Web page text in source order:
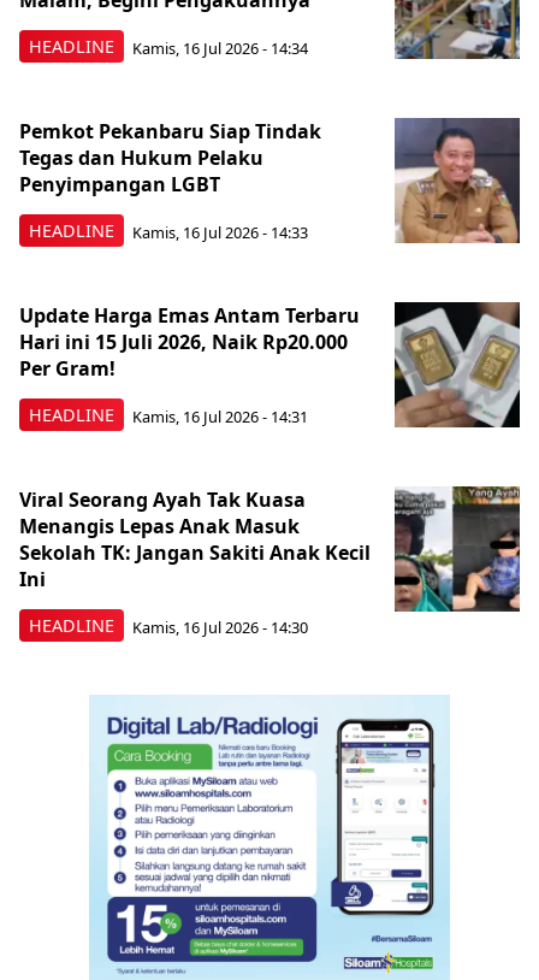
HEADLINE Kamis, 16 Jul 2026 - 14:34
HEADLINE
Pemkot Pekanbaru Siap Tindak
Tegas dan Hukum Pelaku
Penyimpangan LGBT
Kamis, 16 Jul 2026 - 14:33
HEADLINE
Update Harga Emas Antam Terbaru
Hari ini 15 Juli 2026, Naik Rp20.000
Per Gram!
Kamis, 16 Jul 2026 - 14:31
HEADLINE
Viral Seorang Ayah Tak Kuasa
Menangis Lepas Anak Masuk
Sekolah TK: Jangan Sakiti Anak Kecil
Ini
Kamis, 16 Jul 2026 - 14:30